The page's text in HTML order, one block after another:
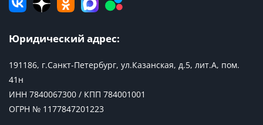
Юридический адрес:
191186, г.Санкт-Петербург, ул.Казанская, д.5, лит.А, пом.
41н
ИНН 7840067300 / КПП 784001001
ОГРН № 1177847201223